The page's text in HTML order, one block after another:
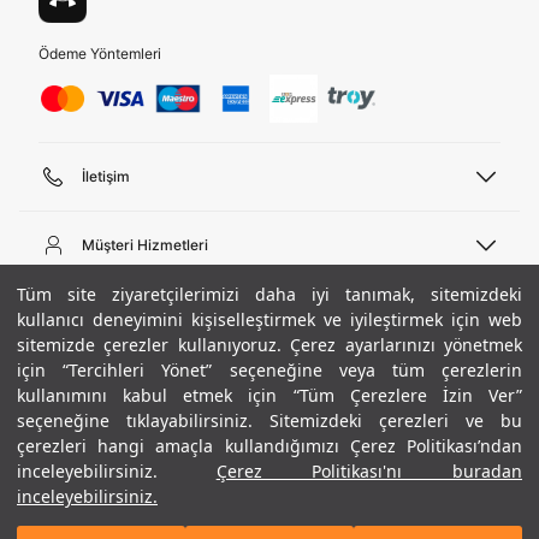
Tüm site ziyaretçilerimizi daha iyi tanımak, sitemizdeki
kullanıcı deneyimini kişiselleştirmek ve iyileştirmek için web
sitemizde çerezler kullanıyoruz. Çerez ayarlarınızı yönetmek
için “Tercihleri Yönet” seçeneğine veya tüm çerezlerin
kullanımını kabul etmek için “Tüm Çerezlere İzin Ver”
seçeneğine tıklayabilirsiniz. Sitemizdeki çerezleri ve bu
çerezleri hangi amaçla kullandığımızı Çerez Politikası’ndan
inceleyebilirsiniz.
Çerez Politikası'nı buradan
inceleyebilirsiniz.
+ 7 Renk
Ödeme Yöntemleri
İletişim
444 02 00
Pazartesi - Cuma 09:00 - 18:00
E-posta
bilgi@underarmour.com
Müşteri Hizmetleri
Sipariş Sorgulama
Bize Ulaşın
Teslimat Bilgileri
İşlem Rehberi
İade ve Değişimler
Sıkça Sorulan Sorular
Beden Rehberi
Site Haritası
Hakkımızda
Ticari Bilgiler
Hükümler ve Koşullar
Gizlilik Politikası
Çerez Politikası
Kariyer
ETBİS
UA Sosyal Medya
Instagram
Facebook
Twitter
Popüler Kategoriler
Erkek Basketbol Ayakkabısı
Çocuk Basketbol Ayakkabısı